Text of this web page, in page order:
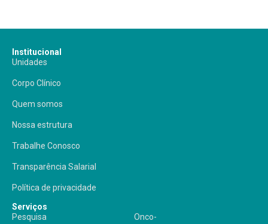
Institucional
Unidades
Corpo Clínico
Quem somos
Nossa estrutura
Trabalhe Conosco
Transparência Salarial
Política de privacidade
Serviços
Pesquisa
Onco-